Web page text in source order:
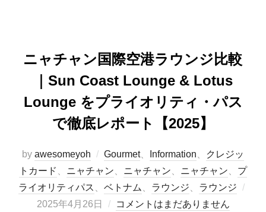
ニャチャン国際空港ラウンジ比較
｜Sun Coast Lounge & Lotus
Lounge をプライオリティ・パス
で徹底レポート【2025】
by awesomeyoh Gourmet、 Information
クレジッ
トカード
ニャチャン ニャチャン ニャチャン
プ
ライオリティパス
ベトナム ラウンジ
ラウンジ
投
2025年4月26日 コメントはまだありません